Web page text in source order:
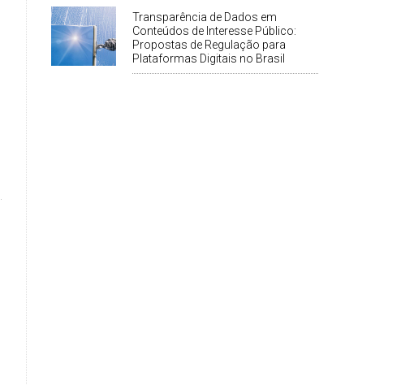
Transparência de Dados em
Conteúdos de Interesse Público:
Propostas de Regulação para
Plataformas Digitais no Brasil